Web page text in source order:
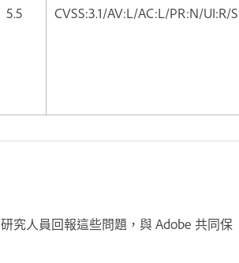
5.5 CVSS:3.1/AV:L/AC:L/PR:N/
究人員回報這些問題，與 Adobe 共同保